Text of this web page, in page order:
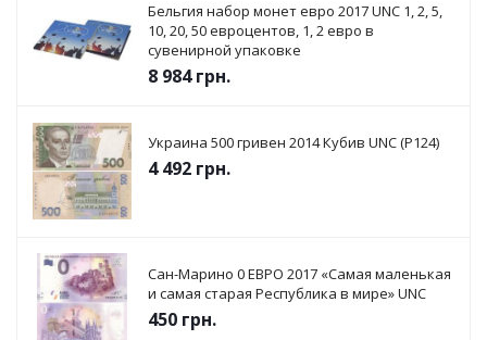
Бельгия набор монет евро 2017 UNC 1, 2, 5,
10, 20, 50 евроцентов, 1, 2 евро в
сувенирной упаковке
8 984грн.
Украина 500 гривен 2014 Кубив UNC (P124)
4 492 грн.
Сан-Марино 0 ЕВРО 2017 «Самая маленькая
и самая старая Республика в мире» UNC
450 грн.